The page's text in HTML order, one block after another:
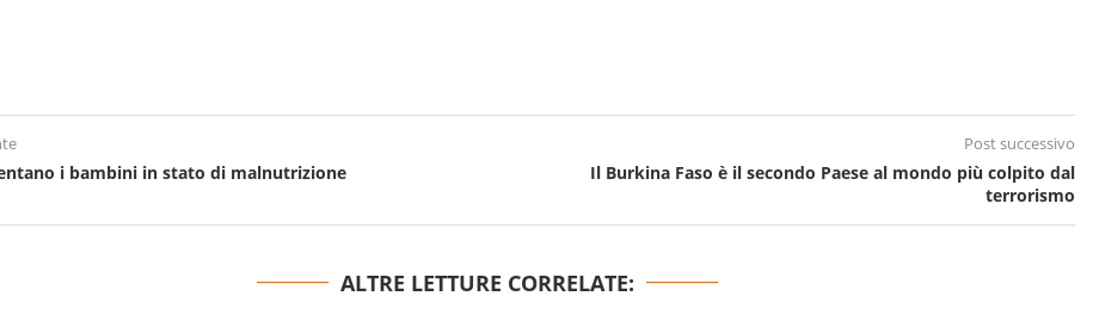
i bambini in stato di malnutrizione
Post successivo
Il Burkina Faso è il secondo Paese al mondo più colpito dal
terrorismo
ALTRE LETTURE CORRELATE: